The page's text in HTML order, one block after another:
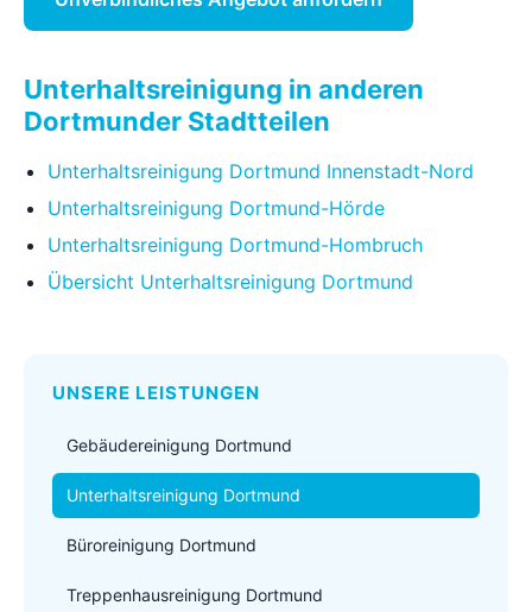
Unterhaltsreinigung in anderen
Dortmunder Stadtteilen
Unterhaltsreinigung Dortmund Innenstadt-Nord
Unterhaltsreinigung Dortmund-Hörde
Unterhaltsreinigung Dortmund-Hombruch
Übersicht Unterhaltsreinigung Dortmund
UNSERE LEISTUNGEN
Gebäudereinigung Dortmund
Unterhaltsreinigung Dortmund
Büroreinigung Dortmund
Treppenhausreinigung Dortmund